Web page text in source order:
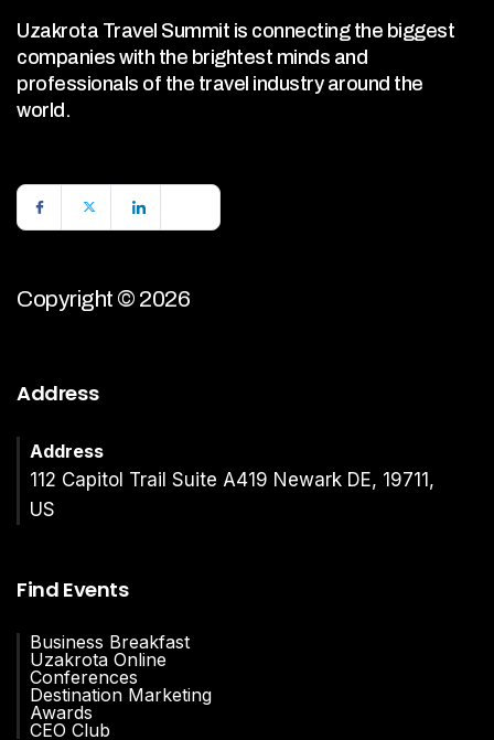
Uzakrota Travel Summit is connecting the biggest
companies with the brightest minds and
professionals of the travel industry around the
world.
Copyright © 2026
Address
Address
112 Capitol Trail Suite A419 Newark DE, 19711,
US
Find Events
Business Breakfast
Uzakrota Online
Conferences
Destination Marketing
Awards
CEO Club